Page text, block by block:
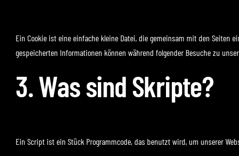
Ein Cookie ist eine einfache kleine Datei, die gemeinsam mit den Seiten
gespeicherten Informationen können während folgender Besuche zu
3. Was sind Skripte?
Ein Script ist ein Stück Programmcode, das benutzt wird, um unserer